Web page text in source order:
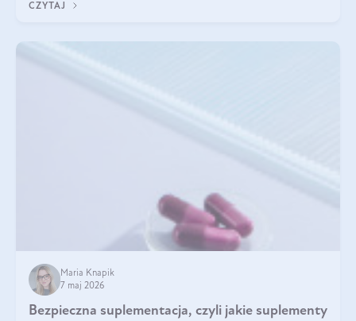
zwiększa masę
CZYTAJ
Maria Knapik
7 maj 2026
Bezpieczna suplementacja, czyli jakie suplementy